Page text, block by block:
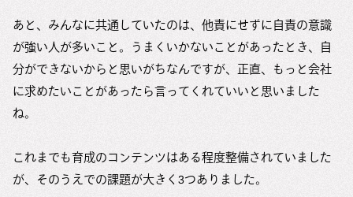
あと、みんなに共通していたのは、他責にせずに自責の意識
が強い人が多いこと。うまくいかないことがあったとき、自
分ができないからと思いがちなんですが、正直、もっと会社
に求めたいことがあったら言ってくれていいと思いました
ね。
これまでも育成のコンテンツはある程度整備されていました
が、そのうえでの課題が大きく3つありました。